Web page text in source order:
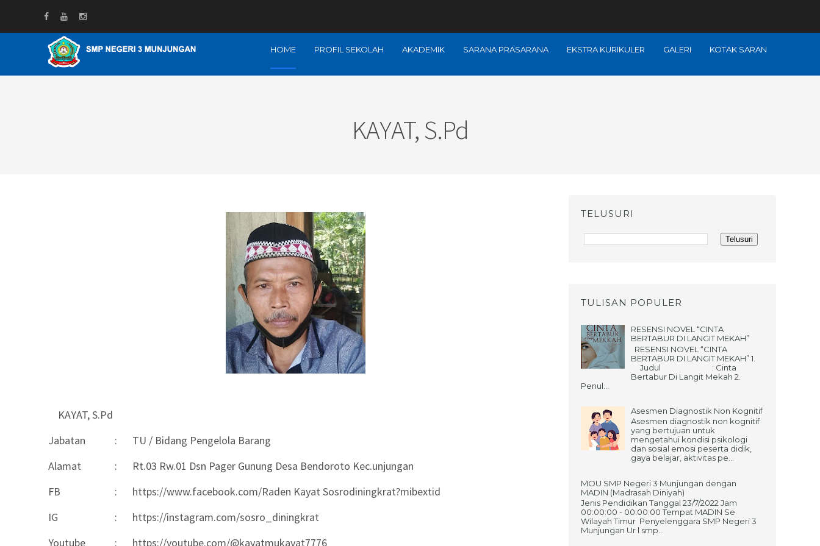
HOME PROFIL SEKOLAH AKADEMIK SARANA PRASARANA EKSTRA KURIKULER GALERI KOTAK SARAN
KAYAT, S.Pd
KAYAT, S.Pd
Jabatan
:
TU / Bidang Pengelola Barang
Alamat
:
Rt.03 Rw.01 Dsn Pager Gunung Desa Bendoroto Kec.unjungan
FB
:
https://www.facebook.com/Raden Kayat Sosrodiningkrat?mibextid
IG
:
https://instagram.com/sosro_diningkrat
Youtube
:
https://youtube.com/@kayatmukayat7776
TELUSURI
TULISAN POPULER
RESENSI NOVEL “CINTA
BERTABUR DI LANGIT MEKAH”
RESENSI NOVEL “CINTA
BERTABUR DI LANGIT MEKAH” 1.
Judul : Cinta
Bertabur Di Langit Mekah 2.
Penul...
Asesmen Diagnostik Non Kognitif
Asesmen diagnostik non kognitif
yang bertujuan untuk
mengetahui kondisi psikologi
dan sosial emosi peserta didik,
gaya belajar, aktivitas pe...
MOU SMP Negeri 3 Munjungan dengan
MADIN (Madrasah Diniyah)
Jenis Pendidikan Tanggal 23/7/2022 Jam
00:00:00 - 00:00:00 Tempat MADIN Se
Wilayah Timur Penyelenggara SMP Negeri 3
Munjungan Ur l smp...